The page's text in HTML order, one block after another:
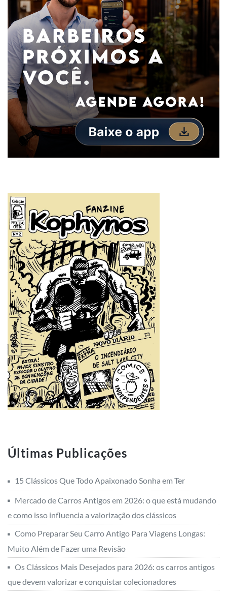
Últimas Publicações
e como isso influencia a valorização dos clássicos
Muito Além de Fazer uma Revisão
Os Clássicos Mais Desejados para 2026: os carros antigos
que devem valorizar e conquistar colecionadores
Galaxie Landau: Luxo à Moda Antiga
Carros Antigos e Investimento: Mito ou Realidade?
O Mercado de Peças Originais Está Aquecido? Entenda o
Que Está Acontecendo com os Clássicos